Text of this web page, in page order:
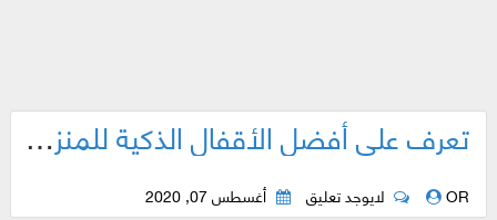
تعرف على أفضل الأقفال الذكية للمنزل في العام 2020
OR لايوجد تعليق أغسطس 07, 2020